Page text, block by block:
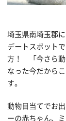
埼玉県南埼玉郡
デートスポット
方！ 「今さら動
なった今だから
す。
動物目当てでお
ーの赤ちゃん、